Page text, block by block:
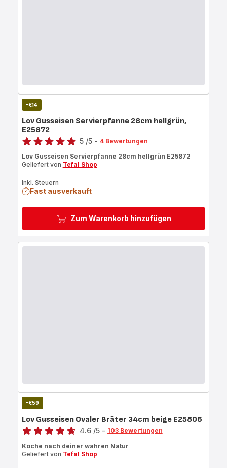
Zum Warenkorb hinzufügen
-€14
Lov Gusseisen Servierpfanne 28cm hellgrün,
E25872
Bewertung
mit
Sternen
(Durchschnitt)
5 /5 - 4 Bewertungen
Lov Gusseisen Servierpfanne 28cm hellgrün E25872
Geliefert von Tefal Shop
Inkl. Steuern
Fast ausverkauft
-€59
Lov Gusseisen Ovaler Bräter 34cm beige E25806
Bewertung
4.6 /5 - 103 Bewertungen
Koche nach deiner wahren Natur
Geliefert von Tefal Shop